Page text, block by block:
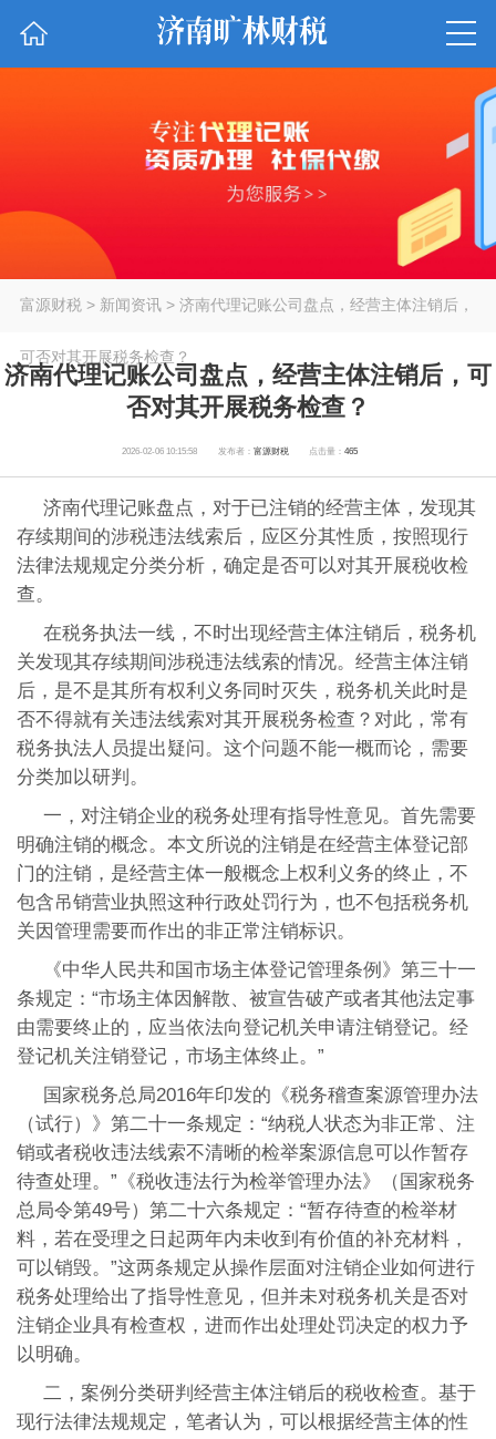
富源财税 > 新闻资讯> 济南代理记账公司盘点，经营主体注销后，
可否对其开展税务检查？
济南代理记账公司盘点，经营主体注销后，可
否对其开展税务检查？
2026-02-06 10:15:58 发布者： 富源财税 点击量：465
济南代理记账盘点，对于已注销的经营主体，发现其
存续期间的涉税违法线索后，应区分其性质，按照现行
法律法规规定分类分析，确定是否可以对其开展税收检
查。
在税务执法一线，不时出现经营主体注销后，税务机
关发现其存续期间涉税违法线索的情况。经营主体注销
后，是不是其所有权利义务同时灭失，税务机关此时是
否不得就有关违法线索对其开展税务检查？对此，常有
税务执法人员提出疑问。这个问题不能一概而论，需要
分类加以研判。
一，对注销企业的税务处理有指导性意见。首先需要
明确注销的概念。本文所说的注销是在经营主体登记部
门的注销，是经营主体一般概念上权利义务的终止，不
包含吊销营业执照这种行政处罚行为，也不包括税务机
关因管理需要而作出的非正常注销标识。
《中华人民共和国市场主体登记管理条例》第三十一
条规定：“市场主体因解散、被宣告破产或者其他法定事
由需要终止的，应当依法向登记机关申请注销登记。经
登记机关注销登记，市场主体终止。”
国家税务总局2016年印发的《税务稽查案源管理办法
（试行）》第二十一条规定：“纳税人状态为非正常、注
销或者税收违法线索不清晰的检举案源信息可以作暂存
待查处理。”《税收违法行为检举管理办法》（国家税务
总局令第49号）第二十六条规定：“暂存待查的检举材
料，若在受理之日起两年内未收到有价值的补充材料，
可以销毁。”这两条规定从操作层面对注销企业如何进行
税务处理给出了指导性意见，但并未对税务机关是否对
注销企业具有检查权，进而作出处理处罚决定的权力予
以明确。
二，案例分类研判经营主体注销后的税收检查。基于
现行法律法规规定，笔者认为，可以根据经营主体的性